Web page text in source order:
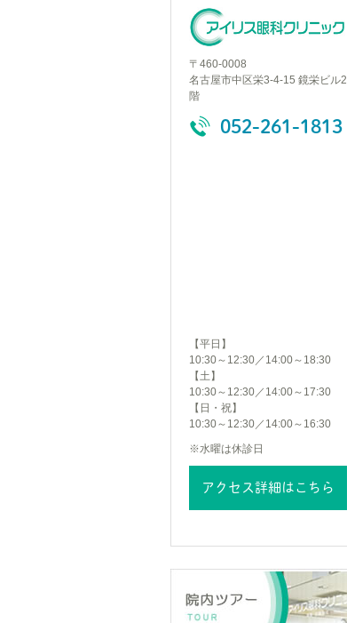
〒460-0008
名古屋市中区栄3-4-15 鏡栄ビル2
階
052-261-1813
【平日】
10:30～12:30／14:00～18:30
【土】
10:30～12:30／14:00～17:30
【日・祝】
10:30～12:30／14:00～16:30
※水曜は休診日
アクセス詳細はこちら